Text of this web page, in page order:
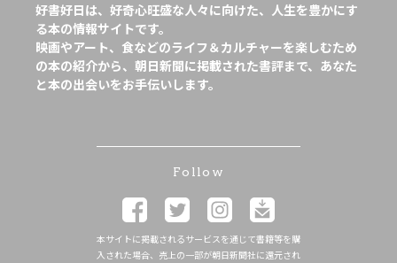
好書好日は、好奇心旺盛な人々に向けた、人生を豊かにす
る本の情報サイトです。
映画やアート、食などのライフ＆カルチャーを楽しむため
の本の紹介から、朝日新聞に掲載された書評まで、あなた
と本の出会いをお手伝いします。
Follow
本サイトに掲載されるサービスを通じて書籍等を購
入された場合、売上の一部が朝日新聞社に還元され